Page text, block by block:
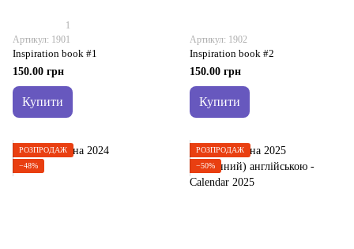
1
Артикул: 1901
Inspiration book #1
150.00 грн
Купити
Артикул: 1902
Inspiration book #2
150.00 грн
Купити
РОЗПРОДАЖ
−48%
РОЗПРОДАЖ
−50%